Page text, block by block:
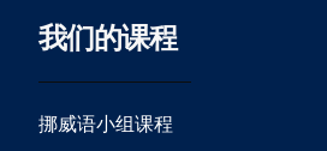
e
b
o
o
k
t
a
g
r
a
我们的课程
挪威语小组课程